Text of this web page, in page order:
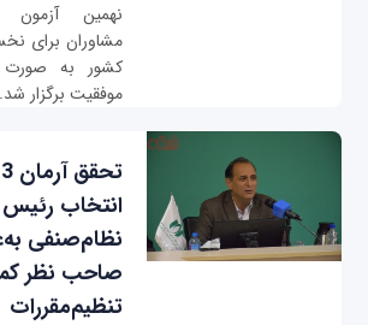
نهمین آزمون
مشاوران برای
کشور به صورت
موفقیت برگزار شد.
انتخاب
نظام‌صنفی
صاحب نظر
تنظیم‌مقررات‌